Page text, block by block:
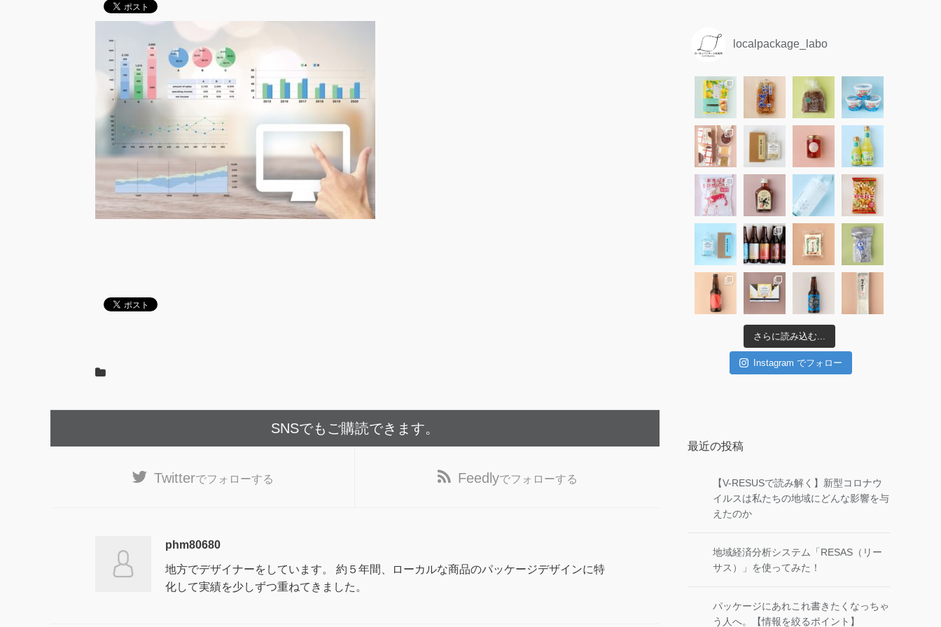
SNSでもご購読できます。
Twitterでフォローする Feedlyでフォローする
phm80680
地方でデザイナーをしています。 約５年間、ローカルな商品のパッケージデザインに特
化して実績を少しずつ重ねてきました。
localpackage_labo
さらに読み込む...
Instagram でフォロー
最近の投稿
【V-RESUSで読み解く】新型コロナウ
イルスは私たちの地域にどんな影響を与
えたのか
地域経済分析システム「RESAS（リー
サス）」を使ってみた！
パッケージにあれこれ書きたくなっちゃ
う人へ。【情報を絞るポイント】